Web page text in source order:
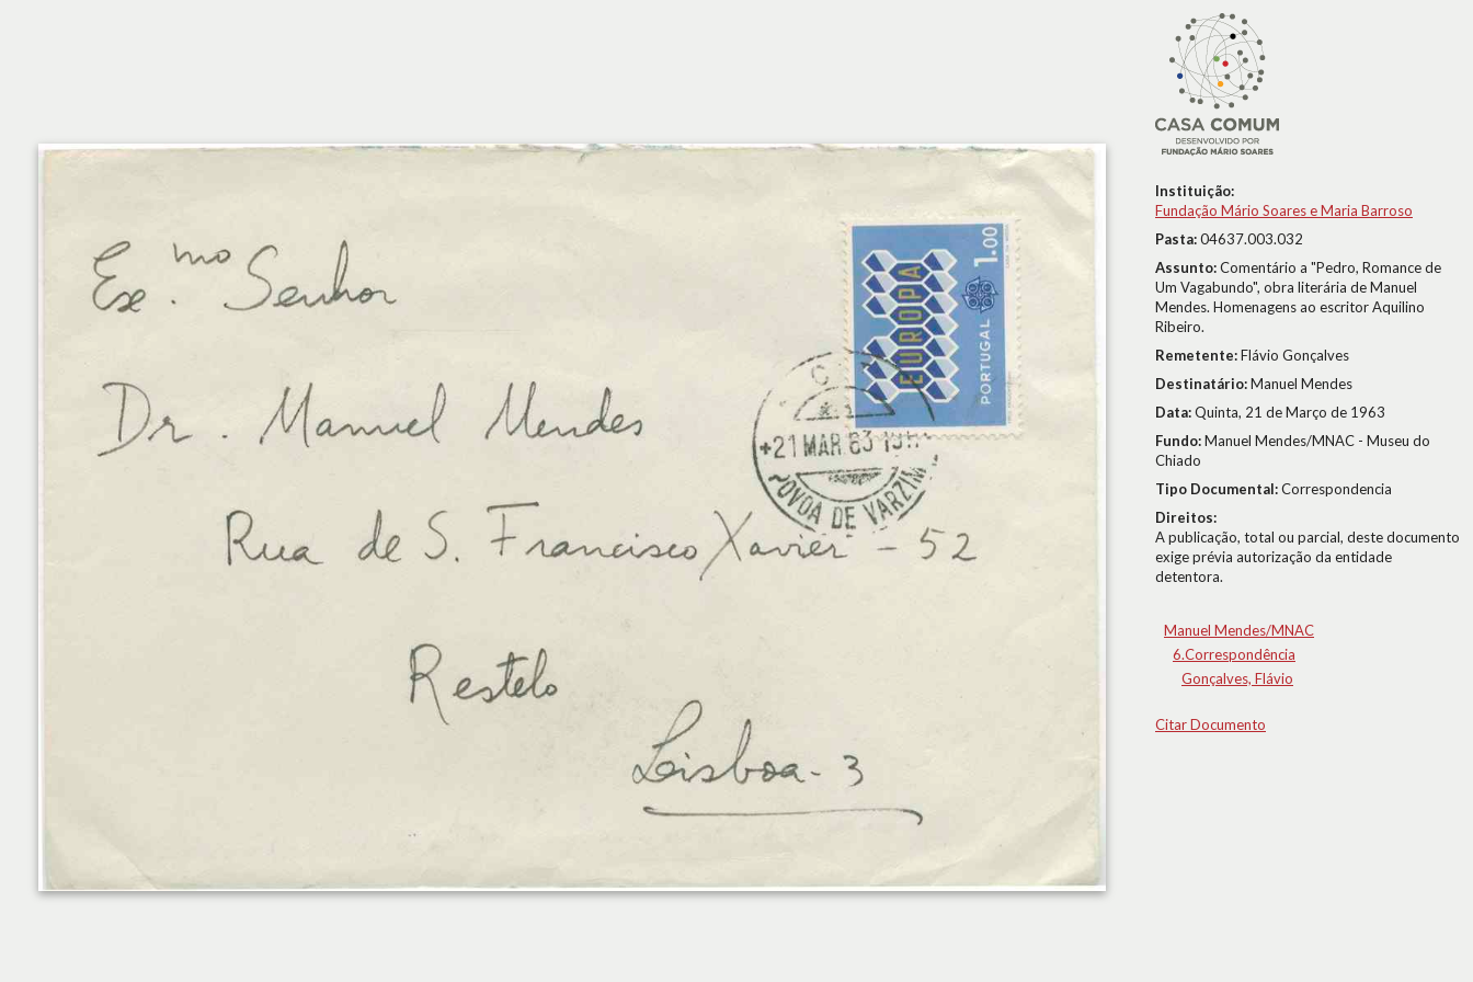
Instituição:
Fundação Mário Soares e Maria Barroso
Pasta:04637.003.032
Assunto:Comentário a "Pedro, Romance de
Um Vagabundo", obra literária de Manuel
Mendes. Homenagens ao escritor Aquilino
Ribeiro.
Remetente:Flávio Gonçalves
Destinatário:Manuel Mendes
Data:Quinta, 21 de Março de 1963
Fundo:Manuel Mendes/MNAC - Museu do
Chiado
Tipo Documental:Correspondencia
Direitos:
A publicação, total ou parcial, deste documento
exige prévia autorização da entidade
detentora.
Manuel Mendes/MNAC
6.Correspondência
Gonçalves, Flávio
Citar Documento